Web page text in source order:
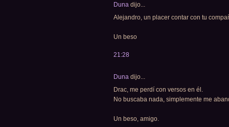
Duna dijo...
Alejandro, un placer contar con tu
Un beso
21:28
Duna dijo...
Drac, me perdí con versos en él.
No buscaba nada, simplemente me
Un beso, amigo.